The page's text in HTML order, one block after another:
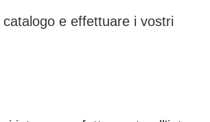
e effettuare i vostri